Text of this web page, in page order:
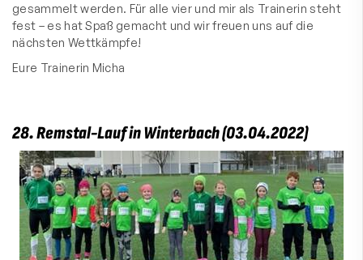
gesammelt werden. Für alle vier und mir als Trainerin steht
fest – es hat Spaß gemacht und wir freuen uns auf die
nächsten Wettkämpfe!
Eure Trainerin Micha
28. Remstal-Lauf in Winterbach (03.04.2022)